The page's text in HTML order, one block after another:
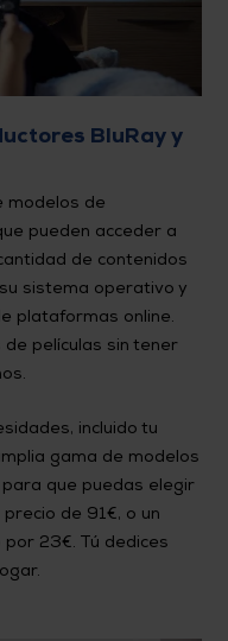
BluRay y
modelos de
pueden acceder a
de contenidos
sistema operativo y
plataformas online.
películas sin tener
incluido tu
gama de modelos
para que puedas elegir
de 91€, o un
23€. Tú dedices